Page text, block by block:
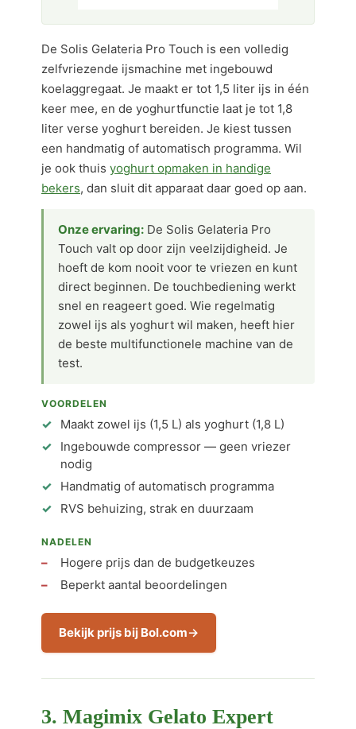
De Solis Gelateria Pro Touch is een volledig
zelfvriezende ijsmachine met ingebouwd
koelaggregaat. Je maakt er tot 1,5 liter ijs in één
keer mee, en de yoghurtfunctie laat je tot 1,8
liter verse yoghurt bereiden. Je kiest tussen
een handmatig of automatisch programma. Wil
je ook thuis yoghurt opmaken in handige
bekers, dan sluit dit apparaat daar goed op aan.
Onze ervaring: De Solis Gelateria Pro
Touch valt op door zijn veelzijdigheid. Je
hoeft de kom nooit voor te vriezen en kunt
direct beginnen. De touchbediening werkt
snel en reageert goed. Wie regelmatig
zowel ijs als yoghurt wil maken, heeft hier
de beste multifunctionele machine van de
test.
VOORDELEN
Maakt zowel ijs (1,5 L) als yoghurt (1,8 L)
Ingebouwde compressor — geen vriezer
nodig
Handmatig of automatisch programma
RVS behuizing, strak en duurzaam
NADELEN
Hogere prijs dan de budgetkeuzes
Beperkt aantal beoordelingen
Bekijk prijs bij Bol.com
3. Magimix Gelato Expert